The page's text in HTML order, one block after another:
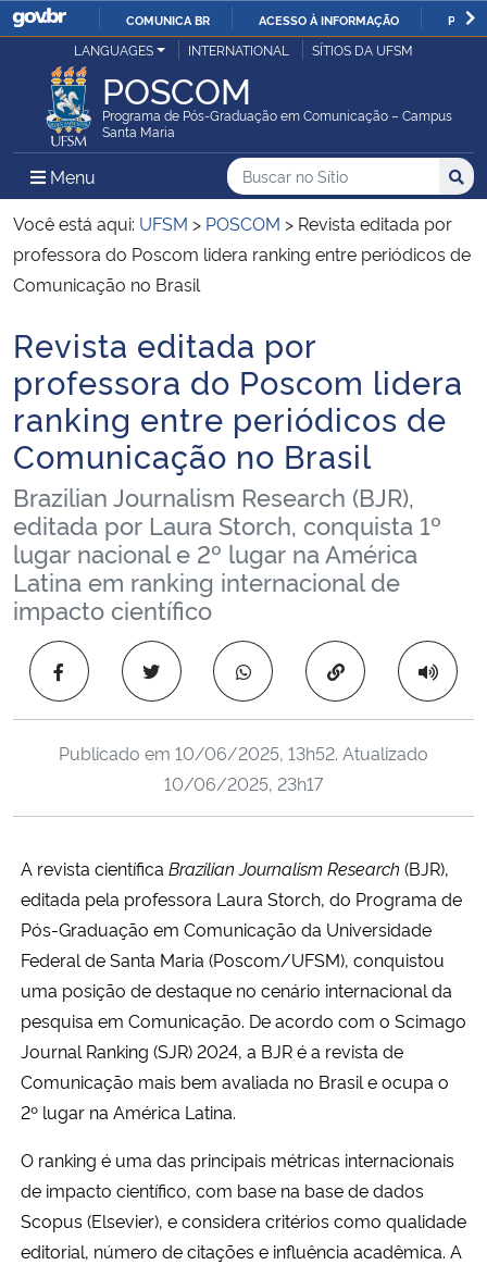
IR
PARA
O
COMUNICA BR ACESSO À INFORMAÇÃO
Ministério da Justiça e Segurança Pública
Ministério da Defesa
Ministério das Relações Exteriores
Ministério da Economia
Ministério da Infraestrutura
Ministério da Agricultura, Pecuária e Abastecimento
Ministério da Educação
Ministério da Cidadania
Ministério da Saúde
Ministério de Minas e Energia
Ministério da Ciência, Tecnologia, Inovações e Comunicações
Controladoria-Geral da União
Ministério da Mulher, da Família e dos Direitos Humanos
Secretaria-Geral
Secretaria de Governo
Advocacia-Geral da União
Banco Central do Brasil
LANGUAGES INTERNATIONAL SÍTIOS DA UFSM
POSCOM
Programa de Pós-Graduação em Comunicação – Campus
Santa Maria
Menu Menu Principal do Sítio
Busca
Buscar no no Sítio
Busca:
Você está aqui: UFSM > POSCOM > Revista editada por
professora do Poscom lidera ranking entre periódicos de
Comunicação no Brasil
Início do conteúdo
Revista editada por
professora do Poscom lidera
ranking entre periódicos de
Comunicação no Brasil
Brazilian Journalism Research (BJR),
editada por Laura Storch, conquista 1º
lugar nacional e 2º lugar na América
Latina em ranking internacional de
impacto científico
Copiar para área
Publicado em 10/06/2025, 13h52. Atualizado
10/06/2025, 23h17
A revista científica Brazilian Journalism Research (BJR),
editada pela professora Laura Storch, do Programa de
Pós-Graduação em Comunicação da Universidade
Federal de Santa Maria (Poscom/UFSM), conquistou
uma posição de destaque no cenário internacional da
pesquisa em Comunicação. De acordo com o Scimago
Journal Ranking (SJR) 2024, a BJR é a revista de
Comunicação mais bem avaliada no Brasil e ocupa o
2º lugar na América Latina.
O ranking é uma das principais métricas internacionais
de impacto científico, com base na base de dados
Scopus (Elsevier), e considera critérios como qualidade
editorial, número de citações e influência acadêmica. A